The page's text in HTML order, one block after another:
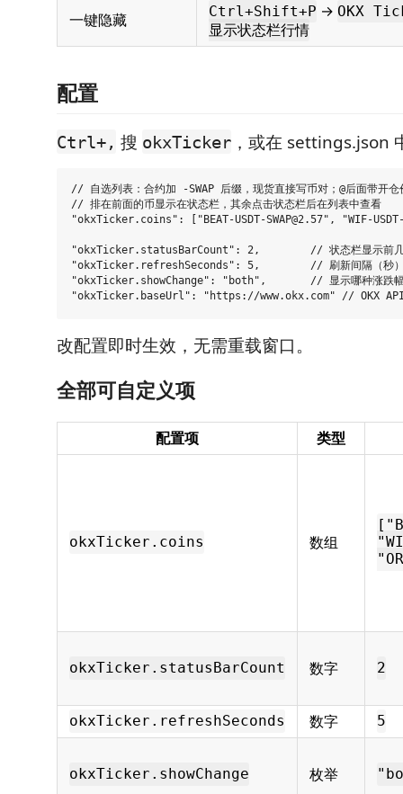
一键隐藏 Ctrl+Shift+P → OKX
显示状态栏行情
配置
Ctrl+, 搜 okxTicker ，或在 settings.json
// 自选列表：合约加 -SWAP 后缀，现货直接写币对；@后面带开仓
// 排在前面的币显示在状态栏，其余点击状态栏后在列表中查看
"okxTicker.coins": ["BEAT-USDT-SWAP@2.57", "WIF-
"okxTicker.statusBarCount": 2,        // 状态栏显示前几
"okxTicker.refreshSeconds": 5,        // 刷新间隔（秒
"okxTicker.showChange": "both",       // 显示哪种涨
改配置即时生效，无需重载窗口。
全部可自定义项
配置项 类型
okxTicker.coins 数组
okxTicker.statusBarCount 数字 2
okxTicker.refreshSeconds 数字 5
okxTicker.showChange 枚举